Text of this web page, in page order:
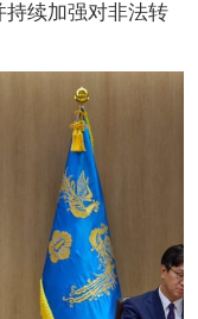
续加强对非法转